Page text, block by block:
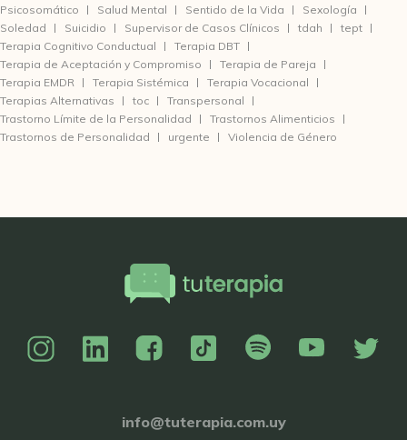
Psicosomático
Salud Mental Sentido de la Vida
Sexología
Soledad
Suicidio Supervisor de Casos Clínicos tdah
tept
Terapia Cognitivo Conductual
Terapia DBT
Terapia de Aceptación y Compromiso
Terapia de Pareja
Terapia EMDR
Terapia Sistémica
Terapia Vocacional
Terapias Alternativas
toc
Transpersonal
Trastorno Límite de la Personalidad
Trastornos Alimenticios
Trastornos de Personalidad
urgente Violencia de Género
info@tuterapia.com.uy